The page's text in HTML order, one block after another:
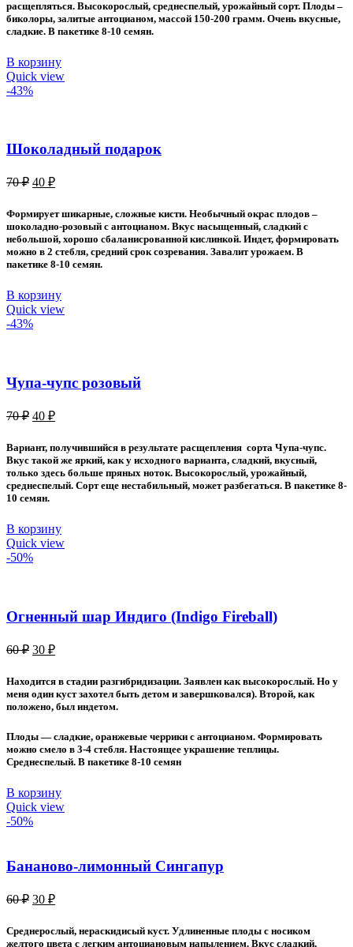
70 ₽.
расщепляться. Высокорослый, среднеспелый, урожайный сорт. Плоды –
биколоры, залитые антоцианом, массой 150-200 грамм. Очень вкусные,
сладкие. В пакетике 8-10 семян.
В корзину
Quick view
-43%
Шоколадный подарок
70₽ Первоначальная
70 ₽.
40 ₽Текущая
40 ₽.
Формирует шикарные, сложные кисти. Необычный окрас плодов –
шоколадно-розовый с антоцианом. Вкус насыщенный, сладкий с
небольшой, хорошо сбаланисрованной кислинкой. Индет, формировать
можно в 2 стебля, средний срок созревания. Завалит урожаем. В
пакетике 8-10 семян.
В корзину
Quick view
-43%
Чупа-чупс розовый
70₽ Первоначальная
70 ₽.
40 ₽Текущая
40 ₽.
Вариант, получившийся в результате расщепления сорта Чупа-чупс.
Вкус такой же яркий, как у исходного варианта, сладкий, вкусный,
только здесь больше пряных ноток. Высокорослый, урожайный,
среднеспелый. Сорт еще нестабильный, может разбегаться. В пакетике 8-
10 семян.
В корзину
Quick view
-50%
Огненный шар Индиго (Indigo Fireball)
60₽ Первоначальная
60 ₽.
30 ₽Текущая
30 ₽.
Находится в стадии разгибридизации. Заявлен как высокорослый. Но у
меня один куст захотел быть детом и завершковался). Второй, как
положено, был индетом.
Плоды — сладкие, оранжевые черрики с антоцианом. Формировать
можно смело в 3-4 стебля. Настоящее украшение теплицы.
Среднеспелый. В пакетике 8-10 семян
В корзину
Quick view
-50%
Бананово-лимонный Сингапур
60₽ Первоначальная
составляла
60 ₽.
30 ₽Текущая
30 ₽.
Среднерослый, нераскидисый куст. Удлиненные плоды с носиком
желтого цвета с легким антоциановым напылением. Вкус сладкий,